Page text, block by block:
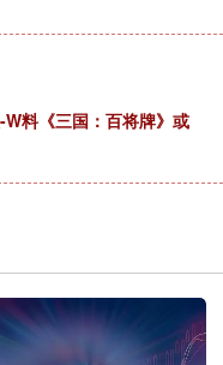
料《三国：百将牌》或